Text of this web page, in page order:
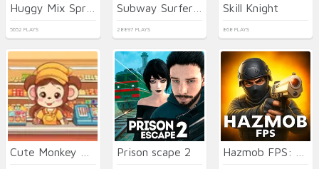
5652 PLAYS 28897 PLAYS
Skill Knight
868 PLAYS
Prison scape 2